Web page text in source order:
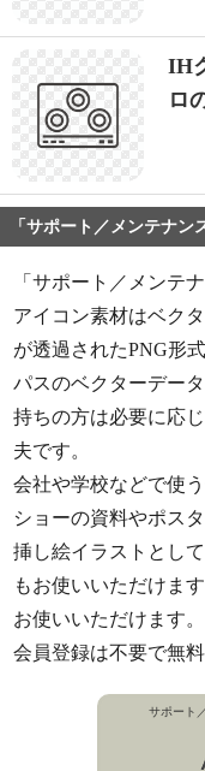
IH
ロ
「サポート／メンテナ
「サポート／メンテ
アイコン素材はベク
が透過されたPNG形
パスのベクターデー
持ちの方は必要に応
夫です。
会社や学校などで使
ショーの資料やポス
挿し絵イラストとし
もお使いいただけま
お使いいただけます。
会員登録は不要で無
サポート